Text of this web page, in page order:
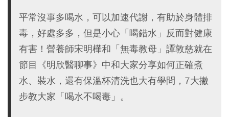
平常沒事多喝水，可以加速代謝，有助於身體排
毒，好處多多，但是小心「喝錯水」反而對健康
有害！營養師宋明樺和「無毒教母」譚敦慈就在
節目《明欣醫聊事》中和大家分享如何正確煮
水、裝水，還有保溫杯清洗也大有學問，7大撇
步教大家「喝水不喝毒」。